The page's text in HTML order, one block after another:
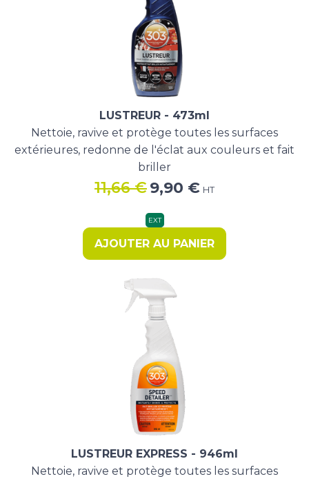
LUSTREUR - 473ml
Nettoie, ravive et protège toutes les surfaces
extérieures, redonne de l'éclat aux couleurs et fait
briller
11,66€ Le
initial
9,90 €Le
9,90 €.
HT
EXT
AJOUTER AU PANIER
LUSTREUR EXPRESS - 946ml
Nettoie, ravive et protège toutes les surfaces